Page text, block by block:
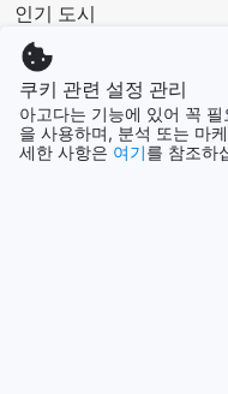
브 호텔 @자고안 마젤랑
시티허브 호텔 @자고안
시티허브 호텔 @자고안
러싸여 있어 편리한 위치
Polindes Gondang,
인기 도시
싱가포르
시드니
쿠키 관련 설정 관리
아고다는 기능에 있어 꼭
을 사용하며, 분석 또는 마
세한 사항은 여기를 참조하